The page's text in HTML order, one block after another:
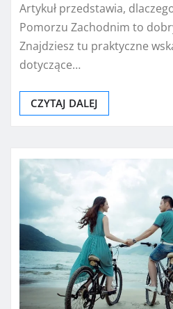
Artykuł przedstawia,
Pomorzu Zachodnim to
Znajdziesz tu praktyczne
dotyczące…
CZYTAJ DALEJ